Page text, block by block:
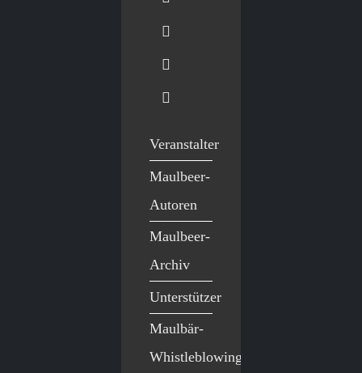
Veranstalter
Maulbeer-
Autoren
Maulbeer-
Archiv
Unterstützer
Maulbär-
Whistleblowing